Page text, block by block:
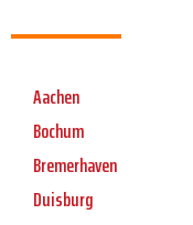
Aachen
Bochum
Bremerhaven
Duisburg